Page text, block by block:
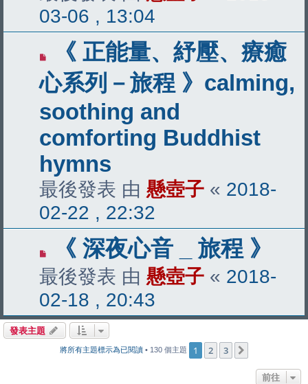
03-06 , 13:04
《 正能量、紓壓、療癒
心系列－旅程 》calming,
soothing and
comforting Buddhist
hymns
最後發表 由 懸壺子 « 2018-
02-22 , 22:32
《 深夜心音 _ 旅程 》
最後發表 由 懸壺子 « 2018-
02-18 , 20:43
發表主題
將所有主題標示為已閱讀 • 130 個主題 1 2 3
前往